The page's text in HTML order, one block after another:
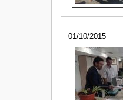
01/10/2015